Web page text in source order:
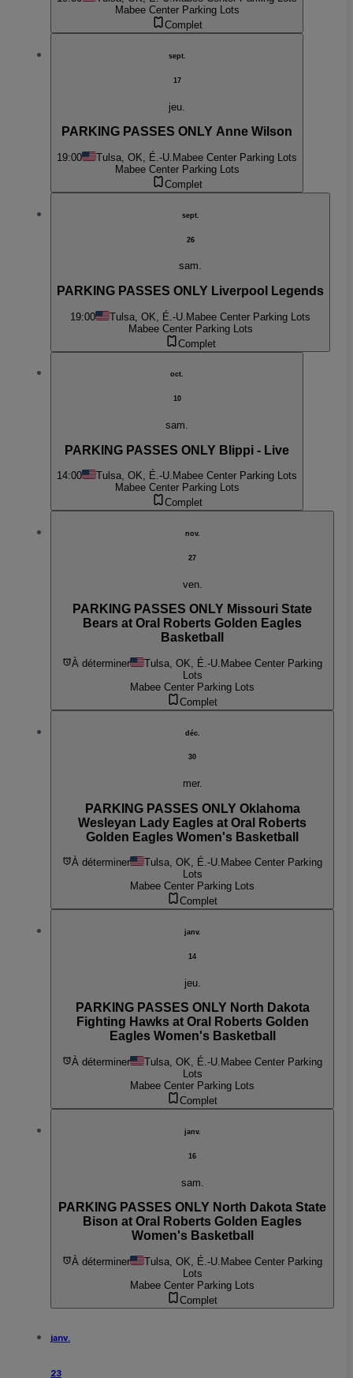
Mabee Center Parking Lots
Complet
sept.
17
jeu.
PARKING PASSES ONLY Anne Wilson
19:00 Tulsa, OK, É.-U. Mabee Center Parking Lots
Mabee Center Parking Lots
Complet
sept.
26
sam.
PARKING PASSES ONLY Liverpool Legends
19:00 Tulsa, OK, É.-U. Mabee Center Parking Lots
Mabee Center Parking Lots
Complet
oct.
10
sam.
PARKING PASSES ONLY Blippi - Live
14:00 Tulsa, OK, É.-U. Mabee Center Parking Lots
Mabee Center Parking Lots
Complet
nov.
27
ven.
PARKING PASSES ONLY Missouri State
Bears at Oral Roberts Golden Eagles
Basketball
À déterminer Tulsa, OK, É.-U. Mabee Center Parking
Lots
Mabee Center Parking Lots
Complet
déc.
30
mer.
PARKING PASSES ONLY Oklahoma
Wesleyan Lady Eagles at Oral Roberts
Golden Eagles Women's Basketball
À déterminer Tulsa, OK, É.-U. Mabee Center Parking
Lots
Mabee Center Parking Lots
Complet
janv.
14
jeu.
PARKING PASSES ONLY North Dakota
Fighting Hawks at Oral Roberts Golden
Eagles Women's Basketball
À déterminer Tulsa, OK, É.-U. Mabee Center Parking
Lots
Mabee Center Parking Lots
Complet
janv.
16
sam.
PARKING PASSES ONLY North Dakota State
Bison at Oral Roberts Golden Eagles
Women's Basketball
À déterminer Tulsa, OK, É.-U. Mabee Center Parking
Lots
Mabee Center Parking Lots
Complet
janv.
23